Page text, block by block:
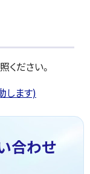
ださい。
します)
合わせ